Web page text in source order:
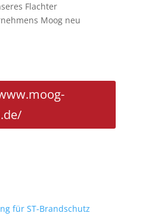
Flachter
Moog neu